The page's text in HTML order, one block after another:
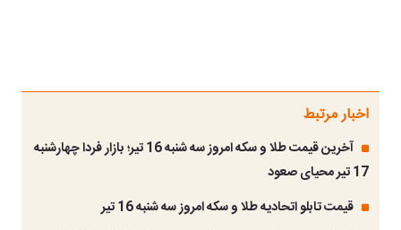
اخبار مرتبط
آخرین قیمت طلا و سکه امروز سه شنبه 16 تیر؛ بازار فردا چهارشنبه
17 تیر محیای صعود
قیمت تابلو اتحادیه طلا و سکه امروز سه شنبه 16 تیر